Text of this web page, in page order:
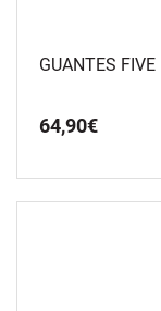
GUANTES
64,90€